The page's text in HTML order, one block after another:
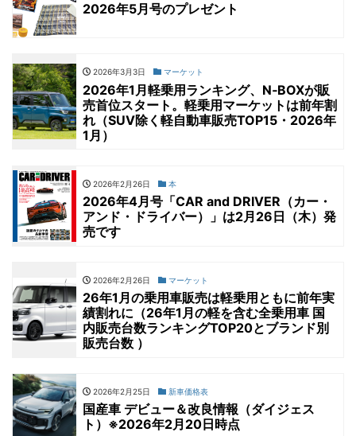
2026年5月号のプレゼント
2026年3月3日 マーケット
2026年1月軽乗用ランキング、N‐BOXが販
売首位スタート。軽乗用マーケットは前年割
れ（SUV除く軽自動車販売TOP15・2026年
1月）
2026年2月26日 本
2026年4月号「CAR and DRIVER（カー・
アンド・ドライバー）」は2月26日（木）発
売です
2026年2月26日 マーケット
26年1月の乗用車販売は軽乗用ともに前年実
績割れに（26年1月の軽を含む全乗用車 国
内販売台数ランキングTOP20とブランド別
販売台数 ）
2026年2月25日 新車価格表
国産車 デビュー＆改良情報（ダイジェス
ト）※2026年2月20日時点